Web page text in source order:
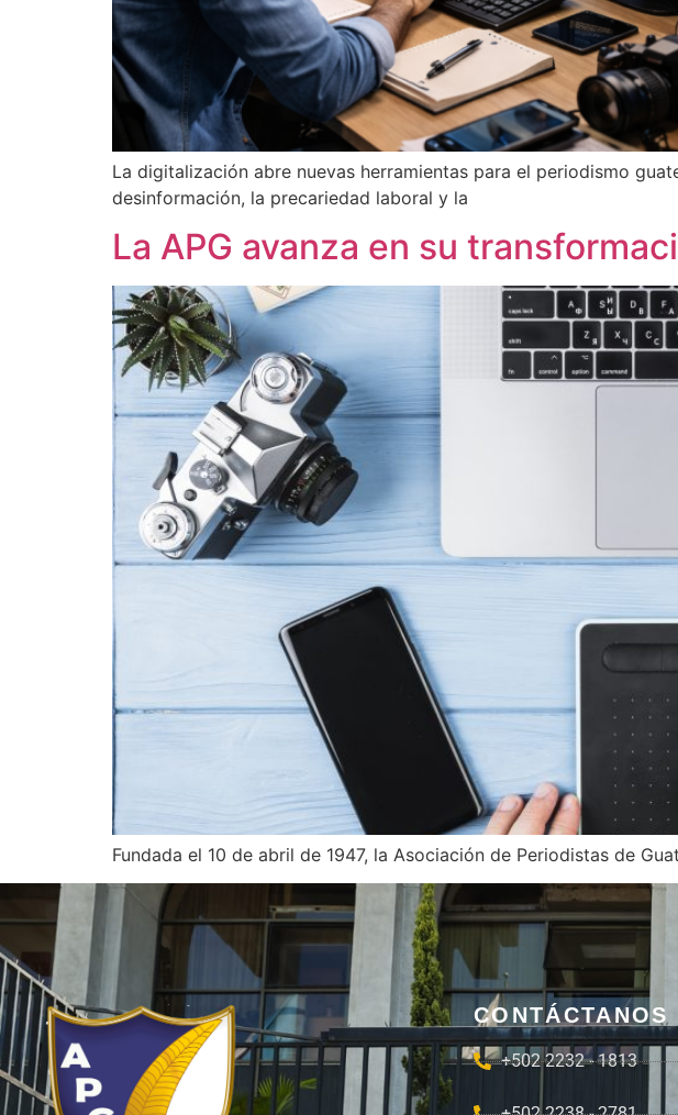
La digitalización abre nuevas herramientas para el periodismo
desinformación, la precariedad laboral y la
La APG avanza en su
Fundada el 10 de abril de 1947, la Asociación de Periodistas de
CONTÁCTANOS
+502 2232 - 1813